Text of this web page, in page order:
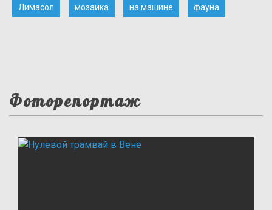
Лимасол мозаика на машине фауна
Фоторепортаж